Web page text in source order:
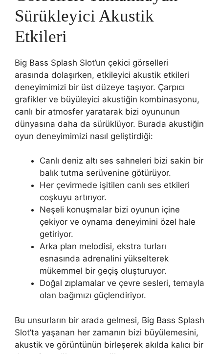
Sürükleyici Akustik
Etkileri
Big Bass Splash Slot’un çekici görselleri
arasında dolaşırken, etkileyici akustik etkileri
deneyimimizi bir üst düzeye taşıyor. Çarpıcı
grafikler ve büyüleyici akustiğin kombinasyonu,
canlı bir atmosfer yaratarak bizi oyununun
dünyasına daha da sürüklüyor. Burada akustiğin
oyun deneyimimizi nasıl geliştirdiği:
Canlı deniz altı ses sahneleri bizi sakin bir
balık tutma serüvenine götürüyor.
Her çevirmede işitilen canlı ses etkileri
coşkuyu artırıyor.
Neşeli konuşmalar bizi oyunun içine
çekiyor ve oynama deneyimini özel hale
getiriyor.
Arka plan melodisi, ekstra turları
esnasında adrenalini yükselterek
mükemmel bir geçiş oluşturuyor.
Doğal zıplamalar ve çevre sesleri, temayla
olan bağımızı güçlendiriyor.
Bu unsurların bir arada gelmesi, Big Bass Splash
Slot’ta yaşanan her zamanın bizi büyülemesini,
akustik ve görüntünün birleşerek akılda kalıcı bir